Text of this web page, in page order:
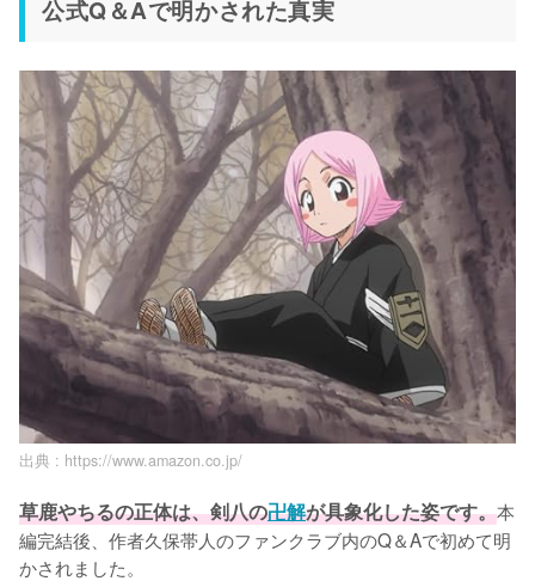
公式Q＆Aで明かされた真実
出典 : https://www.amazon.co.jp/
草鹿やちるの正体は、剣八の卍解が具象化した姿です。本
編完結後、作者久保帯人のファンクラブ内のQ＆Aで初めて明
かされました。